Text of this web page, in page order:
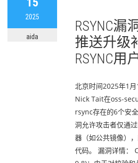
2025
aida
RSYNC漏
推送升级
RSYNC用
北京时间2025年1
Nick Tait在oss-
rsync存在的6个安
洞允许攻击者仅通
器（如公共镜像）
代码。 漏洞详情：